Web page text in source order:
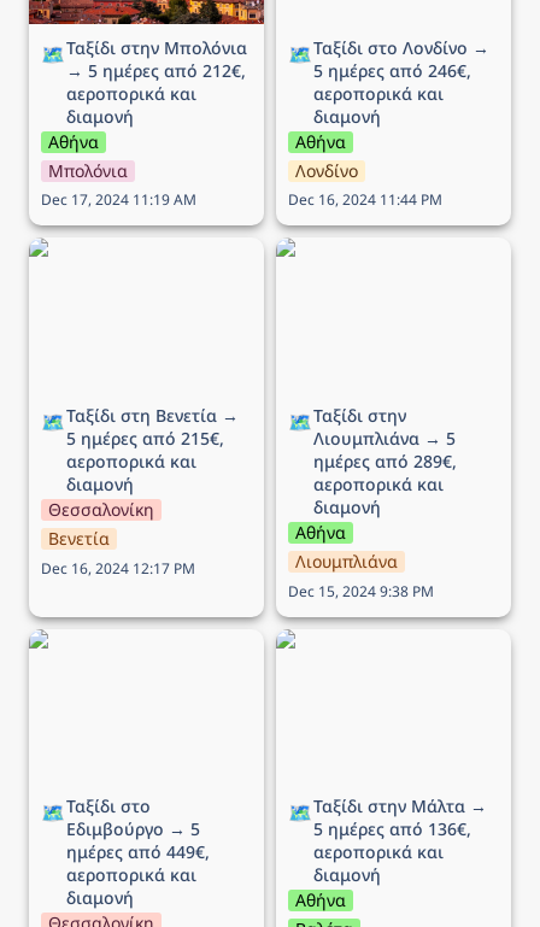
🗺️Ταξίδι στην Μπολόνια
→ 5 ημέρες από 212€,
αεροπορικά και
διαμονή
Αθήνα
Μπολόνια
Dec 17, 2024 11:19 AM
🗺️Ταξίδι στο Λονδίνο →
5 ημέρες από 246€,
αεροπορικά και
διαμονή
Αθήνα
Λονδίνο
Dec 16, 2024 11:44 PM
Ταξίδι στη Βενετία → 5
🗺️Ταξίδι στη Βενετία →
5 ημέρες από 215€,
αεροπορικά και
διαμονή
Θεσσαλονίκη
Βενετία
Dec 16, 2024 12:17 PM
Ταξίδι στην Λιουμπλιάνα
🗺️Ταξίδι στην
Λιουμπλιάνα → 5
ημέρες από 289€,
αεροπορικά και
διαμονή
Αθήνα
Λιουμπλιάνα
Dec 15, 2024 9:38 PM
Ταξίδι στο Εδιμβούργο →
🗺️Ταξίδι στο
Εδιμβούργο → 5
ημέρες από 449€,
αεροπορικά και
διαμονή
Ταξίδι στην Μάλτα → 5
🗺️Ταξίδι στην Μάλτα →
5 ημέρες από 136€,
αεροπορικά και
διαμονή
Αθήνα